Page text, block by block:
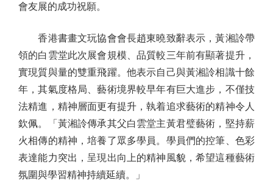
會友展的成功祝願。
香港書畫文玩協會會長趙東曉致辭表示，黃湘詅帶
領的白雲堂此次展會規模、品質較三年前有顯著提升，
實現質與量的雙重飛躍。他表示自己與黃湘詅相識十餘
年，其氣度格局、藝術境界較早年有巨大進步，不僅技
法精進，精神層面更有提升，執着追求藝術的精神令人
欽佩。「黃湘詅傳承其父白雲堂主黃君璧藝術，堅持薪
火相傳的精神，培養了眾多學員。學員們的控筆、色彩
表達能力突出，呈現出向上的精神風貌，希望這種藝術
氛圍與學習精神持續延續。」